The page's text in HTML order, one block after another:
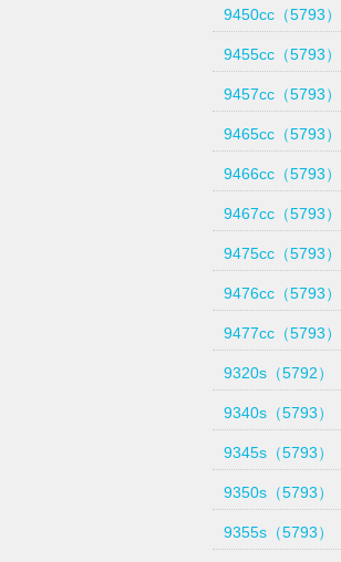
9450cc（5793）
9455cc（5793）
9457cc（5793）
9465cc（5793）
9466cc（5793）
9467cc（5793）
9475cc（5793）
9476cc（5793）
9477cc（5793）
9320s（5792）
9340s（5793）
9345s（5793）
9350s（5793）
9355s（5793）